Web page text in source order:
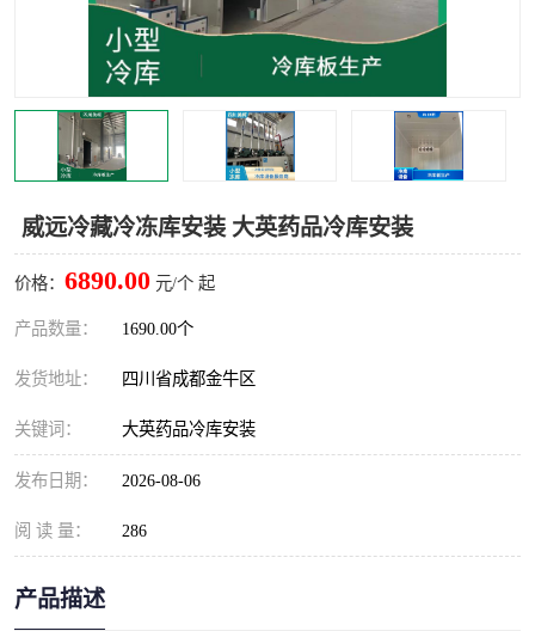
威远冷藏冷冻库安装 大英药品冷库安装
价格： 6890.00 元/个 起
产品数量： 1690.00个
发货地址： 四川省成都金牛区
关键词： 大英药品冷库安装
发布日期： 2026-08-06
阅 读 量： 286
产品描述
雅安冷库,雅安冻库 攀枝花冻库
烘干冷链
内江冷库，内江冻库 宜宾冷库，宜宾冻库设备